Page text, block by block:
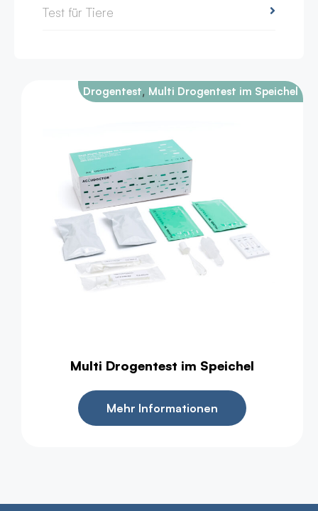
Test für Tiere
Drogentest, Multi Drogentest im Speichel
Multi Drogentest im Speichel
Mehr Informationen